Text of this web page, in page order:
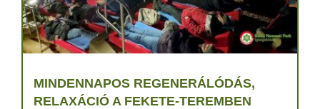
MINDENNAPOS REGENERÁLÓDÁS,
RELAXÁCIÓ A FEKETE-TEREMBEN